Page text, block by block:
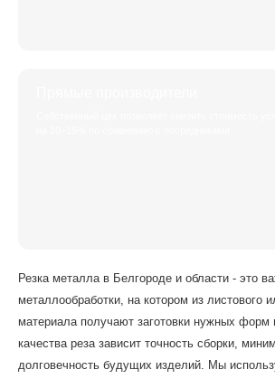
Резка металла в Белгороде и области - это
металлообработки, на котором из листового
материала получают заготовки нужных форм
качества реза зависит точность сборки,
долговечность будущих изделий. Мы